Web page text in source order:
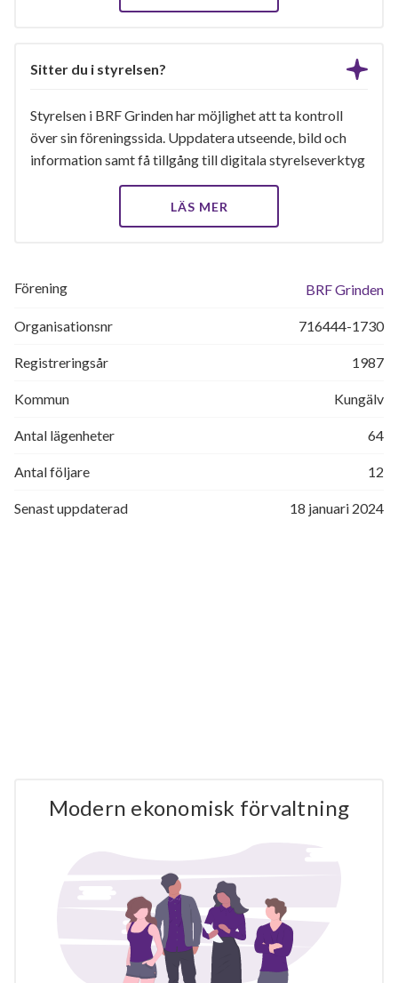
Sitter du i styrelsen?
Styrelsen i BRF Grinden har möjlighet att ta kontroll
över sin föreningssida. Uppdatera utseende, bild och
information samt få tillgång till digitala styrelseverktyg
LÄS MER
Förening BRF Grinden
Organisationsnr 716444-1730
Registreringsår 1987
Kommun Kungälv
Antal lägenheter 64
Antal följare 12
Senast uppdaterad 18 januari 2024
Modern ekonomisk förvaltning